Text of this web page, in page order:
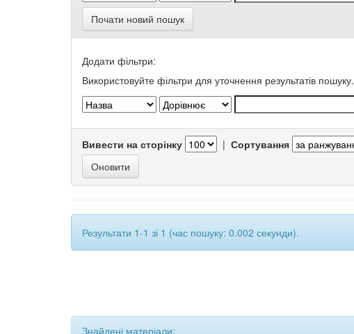
Почати новий пошук
Додати фільтри:
Використовуйте фільтри для уточнення результатів пошуку.
Вивести на сторінку | Сортування
Результати 1-1 зі 1 (час пошуку: 0.002 секунди).
Знайдені матеріали: